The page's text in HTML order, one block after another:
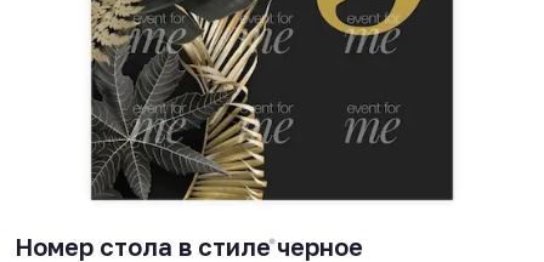
Номер стола в стиле черное